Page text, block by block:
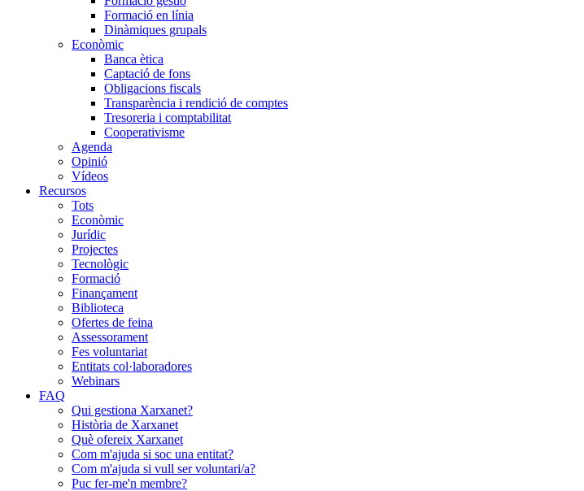
Formació en línia
Dinàmiques grupals
Econòmic
Banca ètica
Captació de fons
Obligacions fiscals
Transparència i rendició de comptes
Tresoreria i comptabilitat
Cooperativisme
Agenda
Opinió
Vídeos
Recursos
Tots
Econòmic
Jurídic
Projectes
Tecnològic
Formació
Finançament
Biblioteca
Ofertes de feina
Assessorament
Fes voluntariat
Entitats col·laboradores
Webinars
FAQ
Qui gestiona Xarxanet?
Història de Xarxanet
Què ofereix Xarxanet
Com m'ajuda si soc una entitat?
Com m'ajuda si vull ser voluntari/a?
Puc fer-me'n membre?